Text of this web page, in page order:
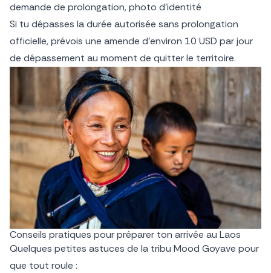
demande de prolongation, photo d’identité
Si tu dépasses la durée autorisée sans prolongation
officielle, prévois une amende d’environ 10 USD par jour
de dépassement au moment de quitter le territoire.
Conseils pratiques pour préparer ton arrivée au Laos
Quelques petites astuces de la tribu Mood Goyave pour
que tout roule :